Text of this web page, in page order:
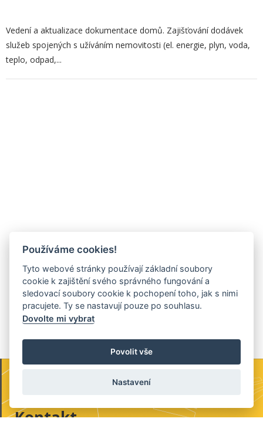
Vedení a aktualizace dokumentace domů. Zajišťování dodávek
služeb spojených s užíváním nemovitosti (el. energie, plyn, voda,
teplo, odpad,...
Kontakt
Používáme cookies!
Tyto webové stránky používají základní soubory
cookie k zajištění svého správného fungování a
sledovací soubory cookie k pochopení toho, jak s nimi
pracujete. Ty se nastavují pouze po souhlasu.
Dovolte mi vybrat
Povolit vše
Nastavení